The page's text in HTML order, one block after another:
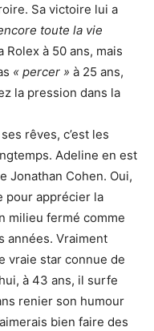
Sa victoire lui a
toute la vie
Rolex à 50 ans, mais
« percer » à 25 ans,
la pression dans la
rêves, c’est les
Adeline en est
Jonathan Cohen. Oui,
pour apprécier la
milieu fermé comme
années. Vraiment
vraie star connue de
à 43 ans, il surfe
renier son humour
bien faire des